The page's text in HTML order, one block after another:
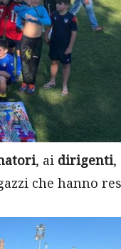
, ai dirigenti,
che hanno